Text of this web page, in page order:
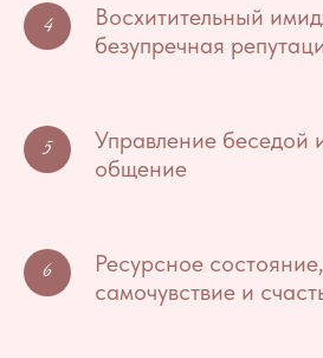
Восхитительный
безупречная
Управление беседой
общение
Ресурсное
самочувствие и